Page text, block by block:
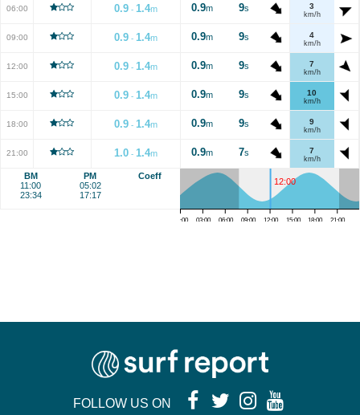
06:00 0.9 - 1.4m 0.9m 9s 3
km/h
09:00 0.9 - 1.4m 0.9m 9s 4
km/h
12:00 0.9 - 1.4m 0.9m 9s 7
km/h
15:00 0.9 - 1.4m 0.9m 9s 10
km/h
18:00 0.9 - 1.4m 0.9m 9s 9
km/h
21:00 1.0 - 1.4m 0.9m 7s 7
km/h
BM
11:00
23:34
PM
05:02
17:17
Coeff
12:00
00:00 03:00 06:00 09:00 12:00 15:00 18:00 21:00
FOLLOW US ON